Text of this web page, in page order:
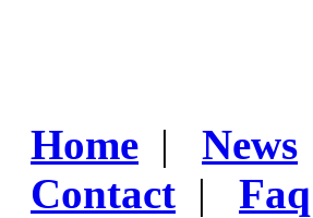
Home | News
Contact | Faq